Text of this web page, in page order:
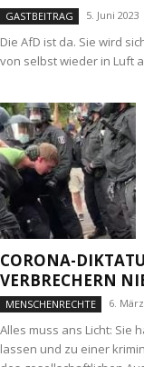
GASTBEITRAG 5. Juni 2023
Die AfD ist da. Sie wird
von selbst wieder in Luft
CORONA-
VERBRECHERN
MENSCHENRECHTE 6.
Alles muss ans Licht: Sie
lassen und zu einer